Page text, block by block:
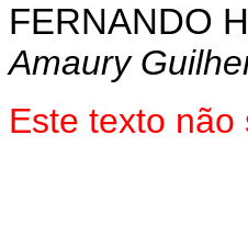
FERNANDO
Amaury
Este texto